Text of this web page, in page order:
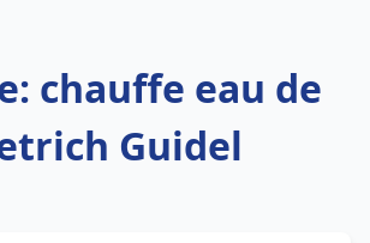
chauffe eau de
Guidel